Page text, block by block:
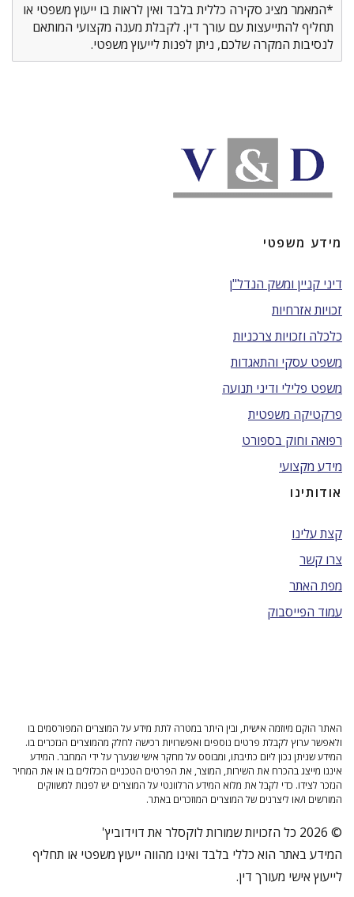
*המאמר מציג סקירה כללית בלבד ואין לראות בו ייעוץ משפטי או
תחליף להתייעצות עם עורך דין. לקבלת מענה מקצועי המותאם
לנסיבות המקרה שלכם, ניתן לפנות לייעוץ משפטי.
מידע משפטי
דיני קניין ומשק הנדל"ן
זכויות אזרחיות
כלכלה וזכויות צרכניות
משפט עסקי והתאגדות
משפט פלילי ודיני תנועה
פרקטיקה משפטית
רפואה וחוק בספורט
מידע מקצועי
אודותינו
קצת עלינו
צרו קשר
מפת האתר
עמוד הפייסבוק
האתר הוקם מיוזמה אישית, ובין היתר במטרה לתת מידע על המוצרים המפורסמים בו
ולאפשר ערוץ לקבלת פרטים נוספים ואפשרויות רכישה לחלק מהמוצרים הנזכרים בו.
המידע שניתן נכון ליום כתיבתו, ומבוסס על מחקר אישי שנערך על ידי המחבר. המידע
איננו מייצג בהכרח את השירות, המוצר, את הפרטים הטכניים הכלולים בו או את המחיר
הנזכר לצידו. כדי לקבל את מלוא המידע הרלוונטי על המוצרים יש לפנות למשווקים
המורשים ו/או ליצרנים של המוצרים המוזכרים באתר.
© 2026 כל הזכויות שמורות לוקסלר את דוידוביץ'
המידע באתר הוא כללי בלבד ואינו מהווה ייעוץ משפטי או תחליף
לייעוץ אישי מעורך דין.